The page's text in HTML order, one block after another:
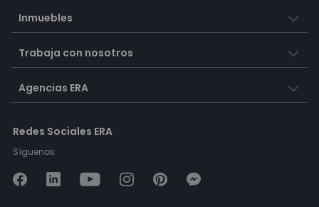
Inmuebles
Trabaja con nosotros
Agencias ERA
Redes Sociales ERA
Síguenos: